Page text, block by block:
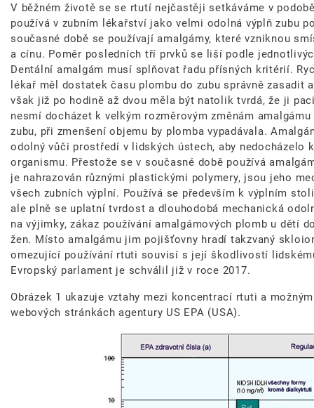
V běžném životě se se rtutí nejčastěji setkáváme v
používá v zubním lékařství jako velmi odolná výplň zubu
současné době se používají amalgámy, které vzniknou
a cínu. Poměr posledních tří prvků se liší podle
Dentální amalgám musí splňovat řadu přísných kritérií.
lékař měl dostatek času plombu do zubu správně zasadit
však již po hodině až dvou měla být natolik tvrdá, že ji
nesmí docházet k velkým rozměrovým změnám
zubu, při zmenšení objemu by plomba vypadávala.
odolný vůči prostředí v lidských ústech, aby nedocházelo
organismu. Přestože se v současné době používá
je nahrazován různými plastickými polymery, jsou jeho
všech zubních výplní. Používá se především k výplním
ale plně se uplatní tvrdost a dlouhodobá mechanická
na výjimky, zákaz používání amalgámových plomb u dětí
žen. Místo amalgámu jim pojišťovny hradí takzvaný
omezující používání rtuti souvisí s její škodlivostí
Evropský parlament je schválil již v roce 2017.
Obrázek 1 ukazuje vztahy mezi koncentrací rtuti a
webových stránkách agentury US EPA (USA).